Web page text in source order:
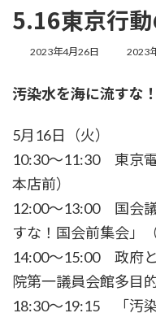
5.16東京行
2023年4月26日
最
新
2023
汚染水を海に流すな！
5月16日（火）
10:30～11:30 東京
本店前）
12:00～13:00 国会
すな！国会前集会」
14:00～15:00 政府
院第一議員会館多目
18:30～19:15 「汚